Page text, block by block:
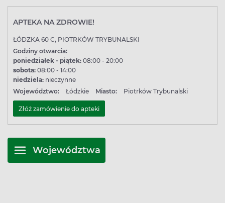
APTEKA NA ZDROWIE!
ŁÓDZKA 60 C, PIOTRKÓW TRYBUNALSKI
Godziny otwarcia:
poniedziałek - piątek: 08:00 - 20:00
sobota: 08:00 - 14:00
niedziela: nieczynne
Województwo:
Łódzkie Miasto: Piotrków Trybunalski
Złóż zamówienie do apteki
Województwa